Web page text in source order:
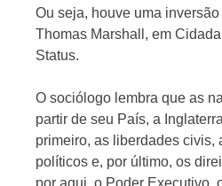
Ou seja, houve uma
Thomas Marshall, em
Status.
O sociólogo lembra que as
partir de seu País, a
primeiro, as liberdades civis,
políti­cos e, por último, os
por aqui, o Poder Exe­cutivo,